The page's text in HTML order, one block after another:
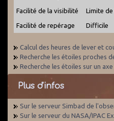
Facilité de la visibilité Limite
Facilité de repérage Difficile
Calcul des heures de lever et
Recherche les étoiles proches
Recherche les étoiles sur un
Plus d'infos
Sur le serveur Simbad de
Sur le serveur du NASA/IPAC